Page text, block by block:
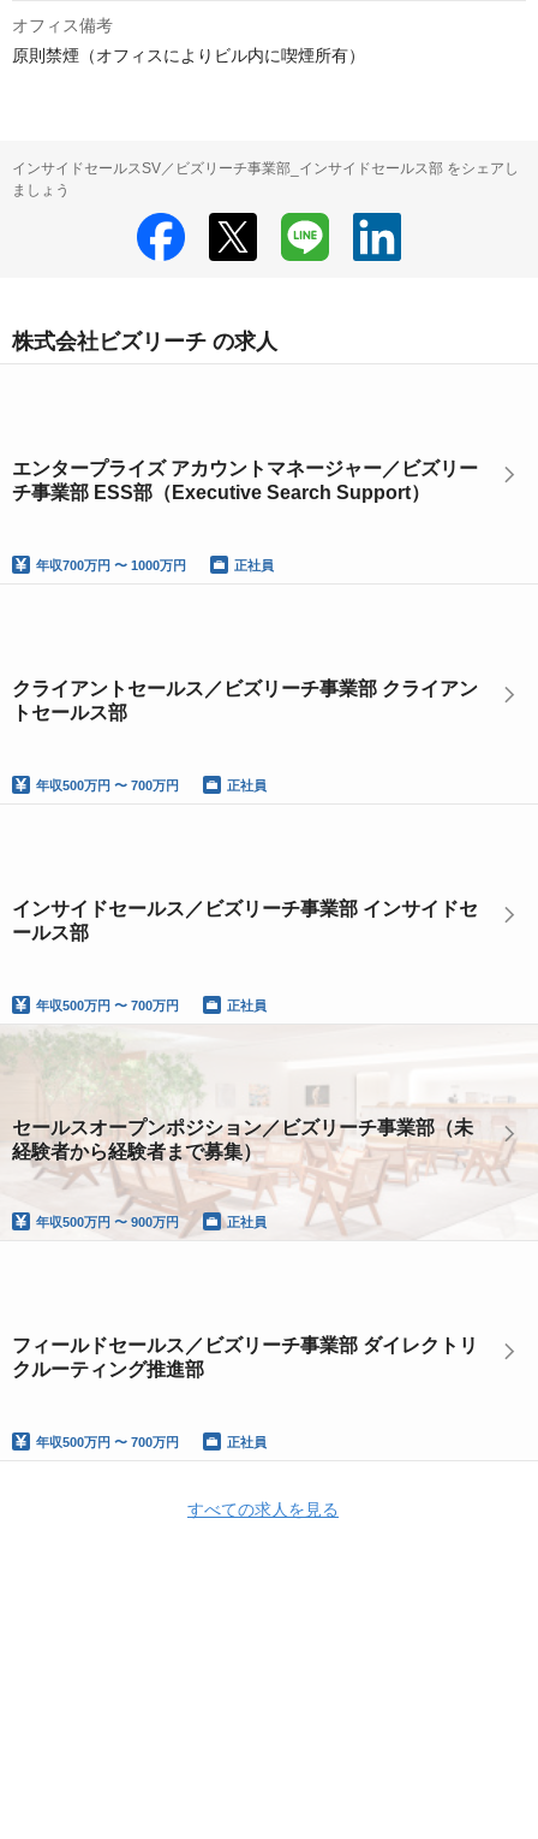
オフィス備考
原則禁煙（オフィスによりビル内に喫煙所有）
インサイドセールスSV／ビズリーチ事業部_インサイドセールス部 をシェアし
ましょう
株式会社ビズリーチ の求人
エンタープライズ アカウントマネージャー／ビズリー
チ事業部 ESS部（Executive Search Support）
年収700万円 〜 1000万円 正社員
クライアントセールス／ビズリーチ事業部 クライアン
トセールス部
年収500万円 〜 700万円 正社員
インサイドセールス／ビズリーチ事業部 インサイドセ
ールス部
年収500万円 〜 700万円 正社員
セールスオープンポジション／ビズリーチ事業部（未
経験者から経験者まで募集）
年収500万円 〜 900万円 正社員
フィールドセールス／ビズリーチ事業部 ダイレクトリ
クルーティング推進部
年収500万円 〜 700万円 正社員
すべての求人を見る